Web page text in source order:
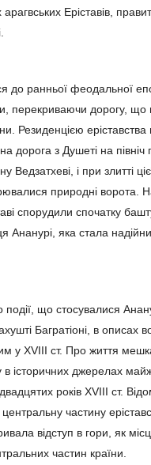
Еріставів,
до ранньої феодальної
перекриваючи дорогу, що
Резиденцією
дорога з Душеті на
Ведзатхеві, і при злитті
природні ворота.
спорудили спочатку
Ананурі, яка стала
події, що стосувалися
Багратіоні, в описах
у XVIII ст. Про життя
в історичних джерелах
років XVIII ст.
частину
відступ в гори, як
частин країни.